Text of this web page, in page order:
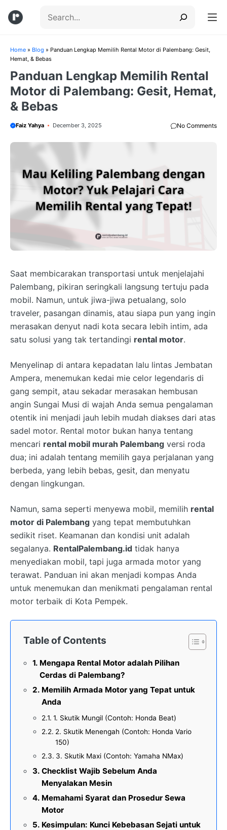
Menu
Home » Blog » Panduan Lengkap Memilih Rental Motor di Palembang: Gesit,
Hemat, & Bebas
Panduan Lengkap Memilih Rental
Motor di Palembang: Gesit, Hemat,
& Bebas
Faiz Yahya December 3, 2025 No Comments
Saat membicarakan transportasi untuk menjelajahi
Palembang, pikiran seringkali langsung tertuju pada
mobil. Namun, untuk jiwa-jiwa petualang, solo
traveler, pasangan dinamis, atau siapa pun yang ingin
merasakan denyut nadi kota secara lebih intim, ada
satu solusi yang tak tertandingi rental motor.
Menyelinap di antara kepadatan lalu lintas Jembatan
Ampera, menemukan kedai mie celor legendaris di
gang sempit, atau sekadar merasakan hembusan
angin Sungai Musi di wajah Anda semua pengalaman
otentik ini menjadi jauh lebih mudah diakses dari atas
sadel motor. Rental motor bukan hanya tentang
mencari rental mobil murah Palembang versi roda
dua; ini adalah tentang memilih gaya perjalanan yang
berbeda, yang lebih bebas, gesit, dan menyatu
dengan lingkungan.
Namun, sama seperti menyewa mobil, memilih rental
motor di Palembang yang tepat membutuhkan
sedikit riset. Keamanan dan kondisi unit adalah
segalanya. RentalPalembang.id tidak hanya
menyediakan mobil, tapi juga armada motor yang
terawat. Panduan ini akan menjadi kompas Anda
untuk menemukan dan menikmati pengalaman rental
motor terbaik di Kota Pempek.
Table of Contents
Mengapa Rental Motor adalah Pilihan
Cerdas di Palembang?
Memilih Armada Motor yang Tepat untuk
Anda
1. Skutik Mungil (Contoh: Honda Beat)
2. Skutik Menengah (Contoh: Honda Vario
150)
3. Skutik Maxi (Contoh: Yamaha NMax)
Checklist Wajib Sebelum Anda
Menyalakan Mesin
Memahami Syarat dan Prosedur Sewa
Motor
Kesimpulan: Kunci Kebebasan Sejati untuk